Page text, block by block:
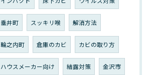
垂井町 スッキリ喉 解消方法
輪之内町 倉庫のカビ カビの取り方
ハウスメーカー向け 結露対策 金沢市